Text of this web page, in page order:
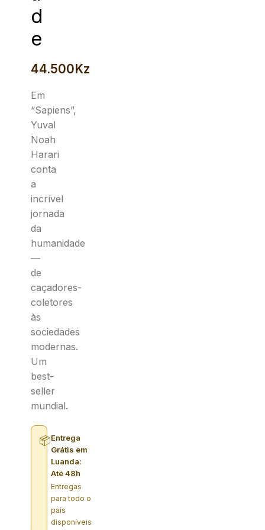
d
e
44.500Kz
Em
“Sapiens”,
Yuval
Noah
Harari
conta
a
incrível
jornada
da
humanidade
—
de
caçadores-
coletores
às
sociedades
modernas.
Um
best-
seller
mundial.
📦Entrega
Grátis em
Luanda:
Até 48h
Entregas
para todo o
país
disponíveis